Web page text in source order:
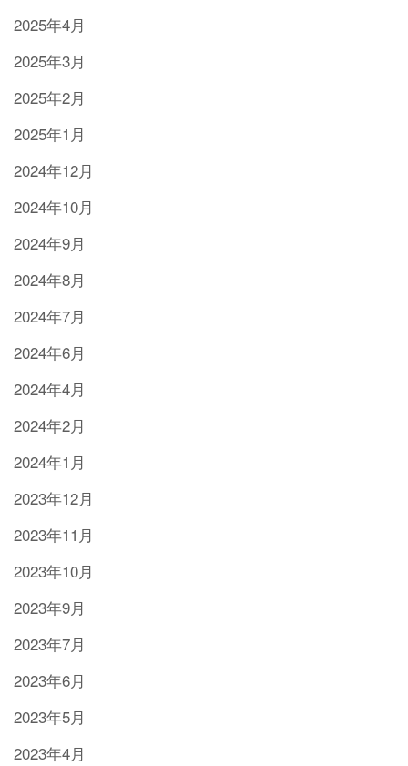
2025年4月
2025年3月
2025年2月
2025年1月
2024年12月
2024年10月
2024年9月
2024年8月
2024年7月
2024年6月
2024年4月
2024年2月
2024年1月
2023年12月
2023年11月
2023年10月
2023年9月
2023年7月
2023年6月
2023年5月
2023年4月